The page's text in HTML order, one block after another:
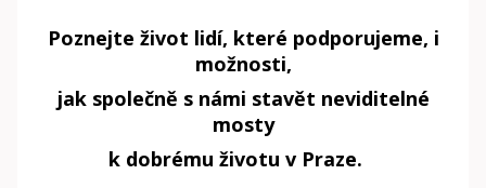
Poznejte život lidí, které podporujeme, i
možnosti,
jak společně s námi stavět neviditelné
mosty
k dobrému životu v Praze.